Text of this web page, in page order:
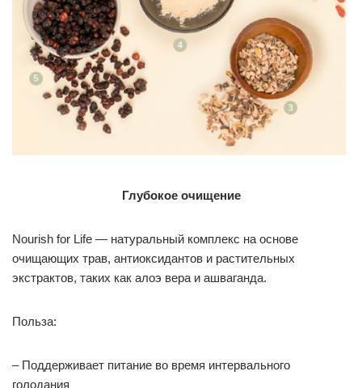
Глубокое очищение
Nourish for Life — натуральный комплекс на основе
очищающих трав, антиоксидантов и растительных
экстрактов, таких как алоэ вера и ашваганда.
Польза:
– Поддерживает питание во время интервального
голодания